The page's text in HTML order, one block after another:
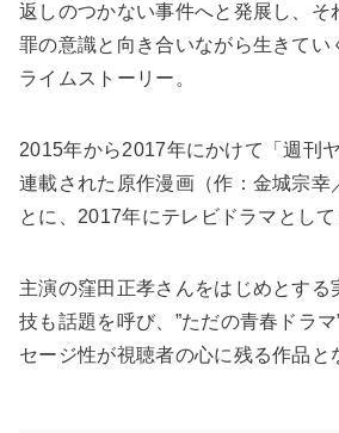
返しのつかない事件へと発展し、そ
罪の意識と向き合いながら生きてい
ライムストーリー。
2015年から2017年にかけて「週刊
連載された原作漫画（作：金城宗幸
とに、2017年にテレビドラマとして
主演の窪田正孝さんをはじめとする
技も話題を呼び、”ただの青春ドラ
セージ性が視聴者の心に残る作品と